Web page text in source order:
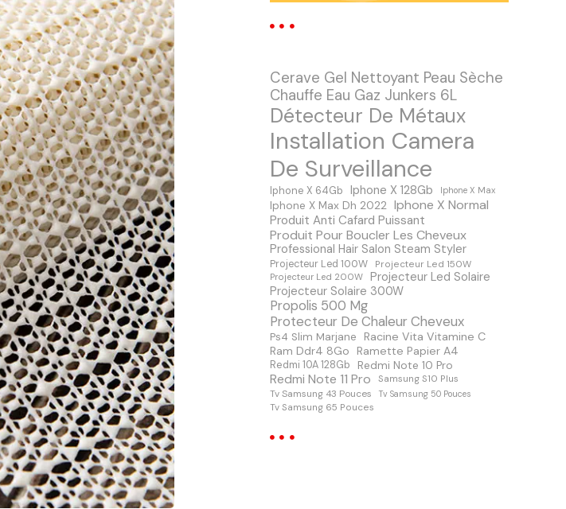
Cerave Gel Nettoyant Peau Sèche
Chauffe Eau Gaz Junkers 6L
Détecteur De Métaux
Installation Camera
De Surveillance
Iphone X 64Gb Iphone X 128Gb Iphone X Max
Iphone X Max Dh 2022 Iphone X Normal
Produit Anti Cafard Puissant
Produit Pour Boucler Les Cheveux
Professional Hair Salon Steam Styler
Projecteur Led 100W Projecteur Led 150W
Projecteur Led 200W Projecteur Led Solaire
Projecteur Solaire 300W
Propolis 500 Mg
Protecteur De Chaleur Cheveux
Ps4 Slim Marjane
Racine Vita Vitamine C
Ram Ddr4 8Go
Ramette Papier A4
Redmi 10A 128Gb Redmi Note 10 Pro
Redmi Note 11 Pro
Samsung S10 Plus
Tv Samsung 43 Pouces
Tv Samsung 50 Pouces
Tv Samsung 65 Pouces